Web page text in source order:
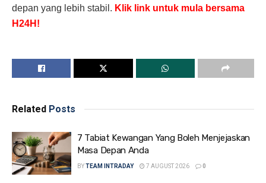
depan yang lebih stabil. Klik link untuk mula bersama
H24H!
Related Posts
7 Tabiat Kewangan Yang Boleh Menjejaskan
Masa Depan Anda
BYTEAM INTRADAY 7 AUGUST 2026 0